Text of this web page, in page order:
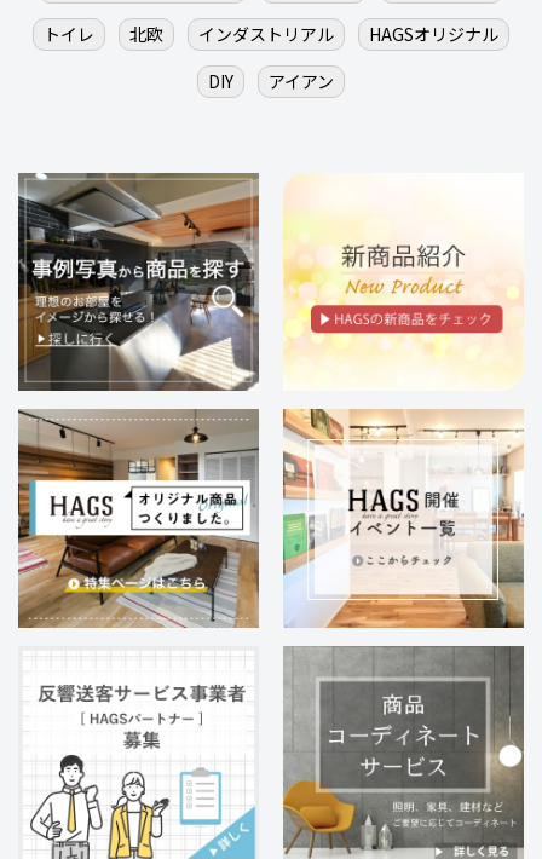
トイレ
北欧 インダストリアル
HAGSオリジナル
DIY
アイアン